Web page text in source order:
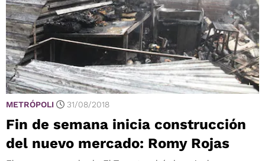
METRÓPOLI 31/08/2018
Fin de semana inicia construcción
del nuevo mercado: Romy Rojas